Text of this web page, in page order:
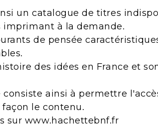
un catalogue de titres
imprimant à la demande.
de pensée
des idées en France et
ainsi à permettre
le contenu.
sur www.hachettebnf.fr